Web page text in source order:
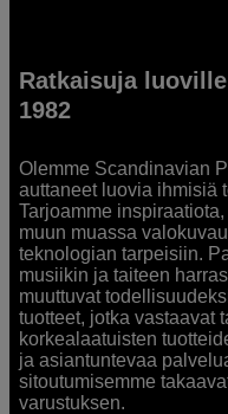
Ratkaisuja
1982
Olemme Scandinavian
auttaneet luovia ihmisiä
Tarjoamme
muun muassa
teknologian tarpeisiin.
musiikin ja taiteen
muuttuvat
tuotteet, jotka vastaavat
korkealaatuisten
ja asiantuntevaa
sitoutumisemme
varustuksen.